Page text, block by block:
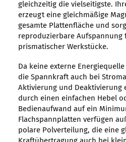
gleichzeitig die vielseitigste.
erzeugt eine gleichmäßige
gesamte Plattenfläche und
reproduzierbare Aufspannung
prismatischer Werkstücke.
Da keine externe
die Spannkraft auch bei
Aktivierung und Deaktivierung
durch einen einfachen Hebel
Bedienaufwand auf ein
Flachspannplatten verfügen
polare Polverteilung, die eine